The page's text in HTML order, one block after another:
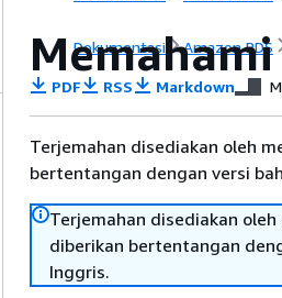
Dokumentasi Amazon RDS
PDF RSS Markdown
Terjemahan disediakan oleh
bertentangan dengan versi
Terjemahan disediakan
diberikan bertentangan
Inggris.